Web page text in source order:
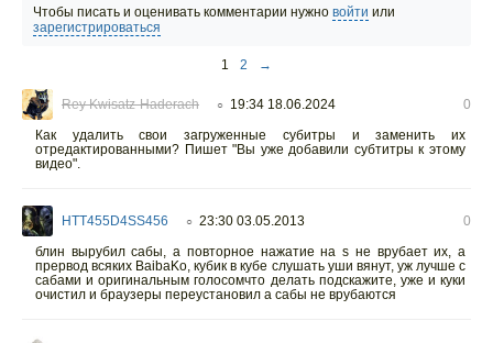
Чтобы писать и оценивать комментарии нужно войти или
зарегистрироваться
1 2 →
Rey Kwisatz-Haderach ○ 19:34 18.06.2024
0
Как удалить свои загруженные субитры и заменить их
отредактированными? Пишет "Вы уже добавили субтитры к этому
видео".
HTT455D4SS456 ○ 23:30 03.05.2013
0
блин вырубил сабы, а повторное нажатие на s не врубает их, а
прервод всяких BaibaKo, кубик в кубе слушать уши вянут, уж лучше с
сабами и оригинальным голосомчто делать подскажите, уже и куки
очистил и браузеры переустановил а сабы не врубаются